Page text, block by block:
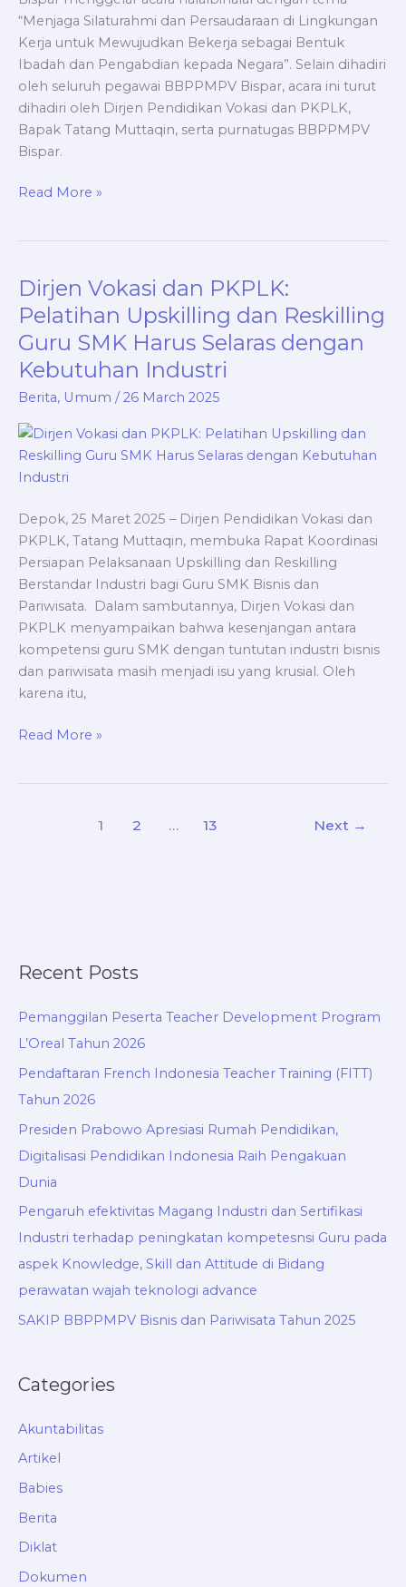
“Menjaga Silaturahmi dan Persaudaraan di Lingkungan
Kerja untuk Mewujudkan Bekerja sebagai Bentuk
Ibadah dan Pengabdian kepada Negara”. Selain dihadiri
oleh seluruh pegawai BBPPMPV Bispar, acara ini turut
dihadiri oleh Dirjen Pendidikan Vokasi dan PKPLK,
Bapak Tatang Muttaqin, serta purnatugas BBPPMPV
Bispar.
Read More »
Dirjen Vokasi dan PKPLK:
Pelatihan Upskilling dan Reskilling
Guru SMK Harus Selaras dengan
Kebutuhan Industri
Berita, Umum /26 March 2025
Depok, 25 Maret 2025 – Dirjen Pendidikan Vokasi dan
PKPLK, Tatang Muttaqin, membuka Rapat Koordinasi
Persiapan Pelaksanaan Upskilling dan Reskilling
Berstandar Industri bagi Guru SMK Bisnis dan
Pariwisata. Dalam sambutannya, Dirjen Vokasi dan
PKPLK menyampaikan bahwa kesenjangan antara
kompetensi guru SMK dengan tuntutan industri bisnis
dan pariwisata masih menjadi isu yang krusial. Oleh
karena itu,
Dirjen
Vokasi
dan
PKPLK:
Pelatihan
Upskilling
Reskilling
Guru
SMK
Selaras
dengan
Kebutuhan
Industri
Read More »
1 2 … 13 Next →
Recent Posts
Pemanggilan Peserta Teacher Development Program
L’Oreal Tahun 2026
Pendaftaran French Indonesia Teacher Training (FITT)
Tahun 2026
Presiden Prabowo Apresiasi Rumah Pendidikan,
Digitalisasi Pendidikan Indonesia Raih Pengakuan
Dunia
Pengaruh efektivitas Magang Industri dan Sertifikasi
Industri terhadap peningkatan kompetesnsi Guru pada
aspek Knowledge, Skill dan Attitude di Bidang
perawatan wajah teknologi advance
SAKIP BBPPMPV Bisnis dan Pariwisata Tahun 2025
Categories
Akuntabilitas
Artikel
Babies
Berita
Diklat
Dokumen